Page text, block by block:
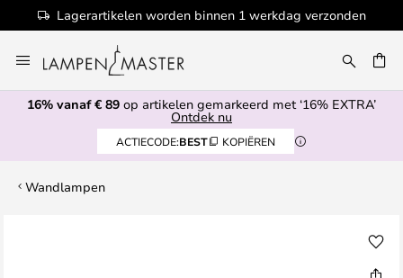
Lagerartikelen worden binnen 1 werkdag verzonden
naar
de
inhoud
16% vanaf € 89 op artikelen gemarkeerd met ‘16% EXTRA’
Ontdek nu
ACTIECODE:BEST KOPIËREN
Wandlampen